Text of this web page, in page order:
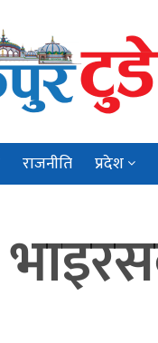
राजनीति प्रदेश